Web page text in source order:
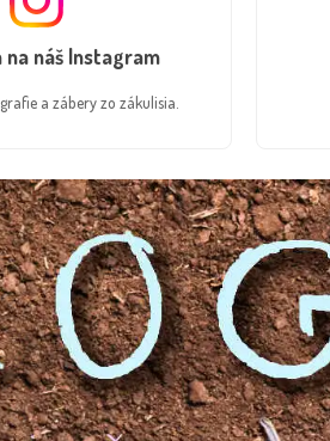
na náš Instagram
a zábery zo zákulisia.